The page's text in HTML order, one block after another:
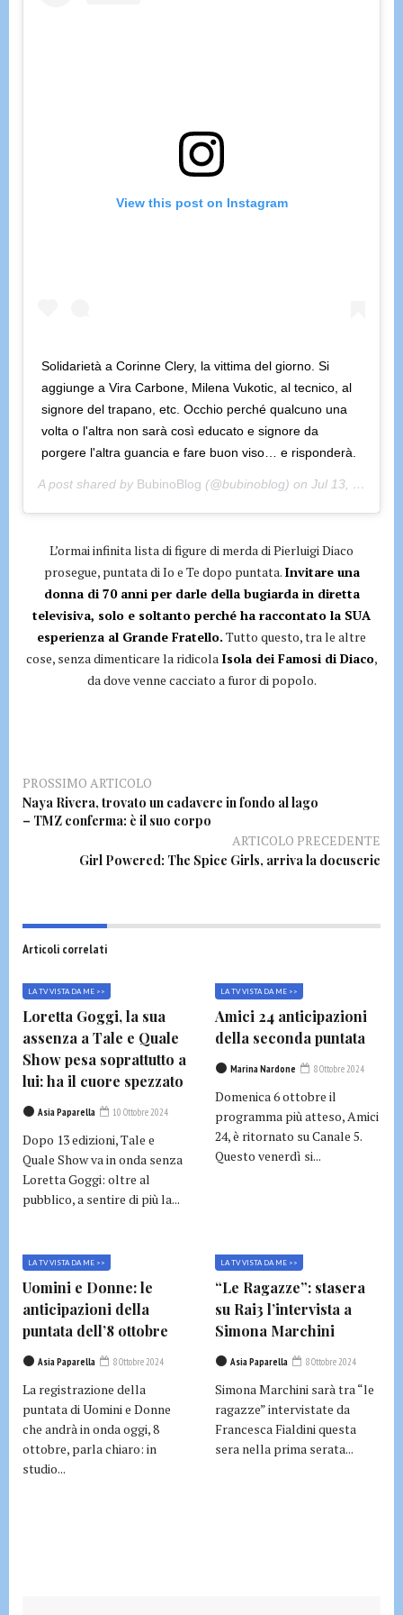
View this post on Instagram
Solidarietà a Corinne Clery, la vittima del giorno. Si
aggiunge a Vira Carbone, Milena Vukotic, al tecnico, al
signore del trapano, etc. Occhio perché qualcuno una
volta o l'altra non sarà così educato e signore da
porgere l'altra guancia e fare buon viso… e risponderà.
A post shared by BubinoBlog (@bubinoblog) on Jul 13, 2020 at 6:55am PDT
L’ormai infinita lista di figure di merda di Pierluigi Diaco
prosegue, puntata di Io e Te dopo puntata. Invitare una
donna di 70 anni per darle della bugiarda in diretta
televisiva, solo e soltanto perché ha raccontato la SUA
esperienza al Grande Fratello. Tutto questo, tra le altre
cose, senza dimenticare la ridicola Isola dei Famosi di Diaco,
da dove venne cacciato a furor di popolo.
PROSSIMO ARTICOLO
Naya Rivera, trovato un cadavere in fondo al lago
– TMZ conferma: è il suo corpo
ARTICOLO PRECEDENTE
Girl Powered: The Spice Girls, arriva la docuserie
Articoli correlati
LA TV VISTA DA ME >>
Loretta Goggi, la sua
assenza a Tale e Quale
Show pesa soprattutto a
lui: ha il cuore spezzato
Asia Paparella 10 Ottobre 2024
Dopo 13 edizioni, Tale e
Quale Show va in onda senza
Loretta Goggi: oltre al
pubblico, a sentire di più la...
LA TV VISTA DA ME >>
Amici 24 anticipazioni
della seconda puntata
Marina Nardone 8 Ottobre 2024
Domenica 6 ottobre il
programma più atteso, Amici
24, è ritornato su Canale 5.
Questo venerdì si...
LA TV VISTA DA ME >>
Uomini e Donne: le
anticipazioni della
puntata dell’8 ottobre
Asia Paparella 8 Ottobre 2024
La registrazione della
puntata di Uomini e Donne
che andrà in onda oggi, 8
ottobre, parla chiaro: in
studio...
LA TV VISTA DA ME >>
“Le Ragazze”: stasera
su Rai3 l’intervista a
Simona Marchini
Asia Paparella 8 Ottobre 2024
Simona Marchini sarà tra “le
ragazze” intervistate da
Francesca Fialdini questa
sera nella prima serata...